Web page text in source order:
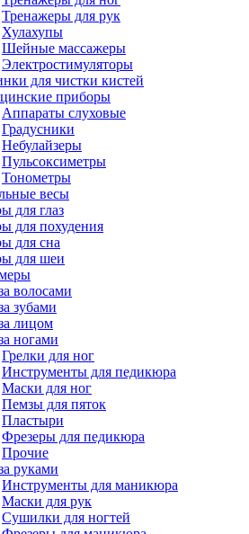
Тренажеры для рук
Хулахупы
Шейные массажеры
Электростимуляторы
для чистки кистей
приборы
Аппараты слуховые
Градусники
Небулайзеры
Пульсоксиметры
Тонометры
весы
для глаз
для похудения
для сна
для шеи
волосами
зубами
лицом
ногами
Грелки для ног
Инструменты для педикюра
Маски для ног
Пемзы для пяток
Пластыри
Фрезеры для педикюра
Прочие
руками
Инструменты для маникюра
Маски для рук
Сушилки для ногтей